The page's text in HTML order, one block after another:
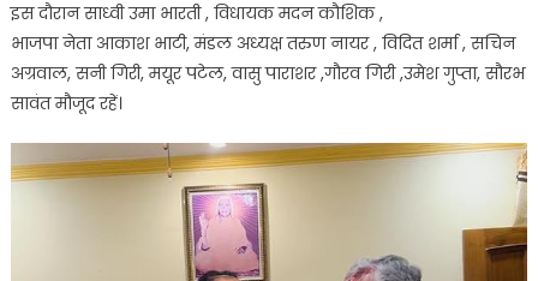
इस दौरान‌ साध्वी उमा भारती , विधायक मदन कौशिक ,
भाजपा नेता आकाश भाटी, मंडल अध्यक्ष तरुण नायर , विदित शर्मा , सचिन
अग्रवाल, सनी गिरी, मयूर पटेल, वासु पाराशर ,गौरव गिरी ,उमेश गुप्ता, सौरभ
सावंत मौजूद रहें।